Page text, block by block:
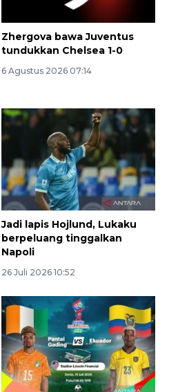
Zhergova bawa Juventus
tundukkan Chelsea 1-0
6 Agustus 2026 07:14
Jadi lapis Hojlund, Lukaku
berpeluang tinggalkan
Napoli
26 Juli 2026 10:52